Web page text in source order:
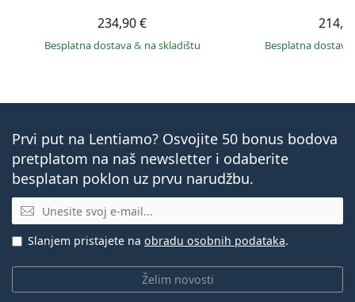
234,90 €
Besplatna dostava& na skladištu Besplatna dostava
Prvi put na Lentiamo? Osvojite 50 bonus bodova
pretplatom na naš newsletter i odaberite
besplatan poklon uz prvu narudžbu.
E-mail
Želim novosti
Slanjem pristajete na obradu osobnih podataka.